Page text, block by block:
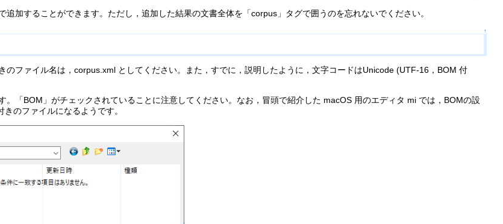
加することができます。ただし，追加した結果の文書全体を「corpus」タグで囲うのを忘れないでください。
↑
ファイル名は，corpus.xml としてください。また，すでに，説明したように，文字コードはUnicode (UTF-16，BOM 付
「BOM」がチェックされていることに注意してください。なお，冒頭で紹介した macOS 用のエディタ mi では，BOMの設
のファイルになるようです。